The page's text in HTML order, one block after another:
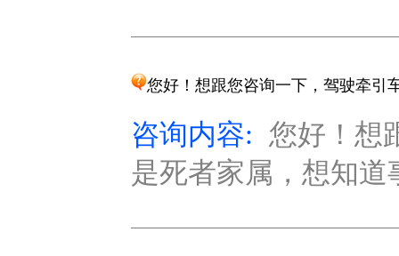
您好！想跟您咨询一下，驾驶牵引
咨询内容: 您好！想
是死者家属，想知道